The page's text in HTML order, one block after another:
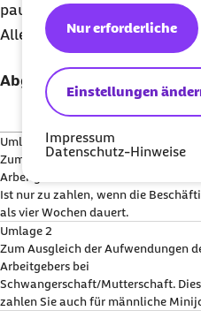
Einstellungen
Nur erforderliche
Impressum
Datenschutz-Hinweise
pauschalen Besteuerung
Alle Abgaben für
Abgabearten
Umlage U1
Zum Ausgleich der Aufwendungen
Arbeitgebers bei Krankheit.
Ist nur zu zahlen, wenn die
als vier Wochen dauert.
Umlage 2
Zum Ausgleich der Aufwendungen
Arbeitgebers bei
Schwangerschaft/Mutterschaft.
zahlen Sie auch für männliche